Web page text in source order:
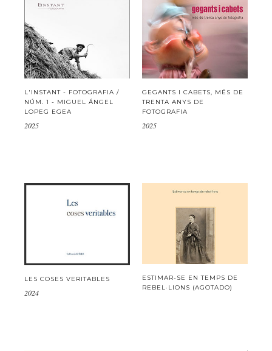
L'INSTANT - FOTOGRAFIA /
NÚM. 1 - MIGUEL ÁNGEL
LOPEG EGEA
2025
GEGANTS I CABETS, MÉS DE
TRENTA ANYS DE
FOTOGRAFIA
2025
LES COSES VERITABLES
2024
ESTIMAR-SE EN TEMPS DE
REBEL·LIONS (AGOTADO)